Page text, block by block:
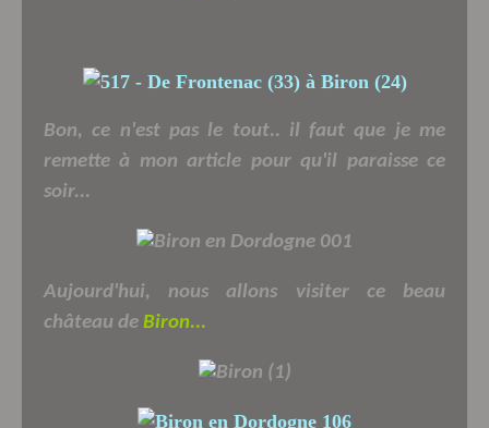
Bon, ce n'est pas le tout.. il faut que je me
remette à mon article pour qu'il paraisse ce
soir...
Aujourd'hui, nous allons visiter ce beau
château de Biron...